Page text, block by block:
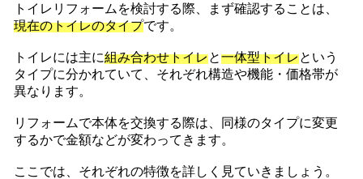
トイレリフォームを検討する際、まず確認することは、
現在のトイレのタイプです。
トイレには主に組み合わせトイレと一体型トイレという
タイプに分かれていて、それぞれ構造や機能・価格帯が
異なります。
リフォームで本体を交換する際は、同様のタイプに変更
するかで金額などが変わってきます。
ここでは、それぞれの特徴を詳しく見ていきましょう。